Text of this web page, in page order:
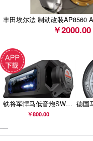
￥2000.00
铁将军悍马低音炮SW806B升级款SW906B汽车车载有源低音炮悍马音响
￥800.00